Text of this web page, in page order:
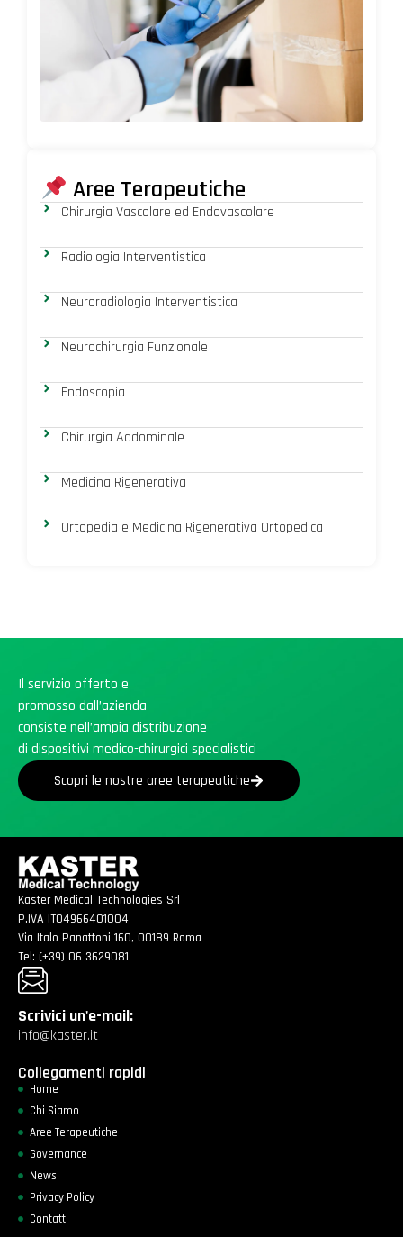
Aree Terapeutiche
Chirurgia Vascolare ed Endovascolare
Radiologia Interventistica
Neuroradiologia Interventistica
Neurochirurgia Funzionale
Endoscopia
Chirurgia Addominale
Medicina Rigenerativa
Ortopedia e Medicina Rigenerativa Ortopedica
Kaster Medical Technologies Srl
P.IVA IT04966401004
Via Italo Panattoni 160, 00189 Roma
Tel: (+39) 06 3629081
Scrivici un'e-mail:
info@kaster.it
Collegamenti rapidi
Home
Chi Siamo
Aree Terapeutiche
Governance
News
Privacy Policy
Contatti
Il servizio offerto e
promosso dall’azienda
consiste nell’ampia distribuzione
di dispositivi medico-chirurgici specialistici
Scopri le nostre aree terapeutiche